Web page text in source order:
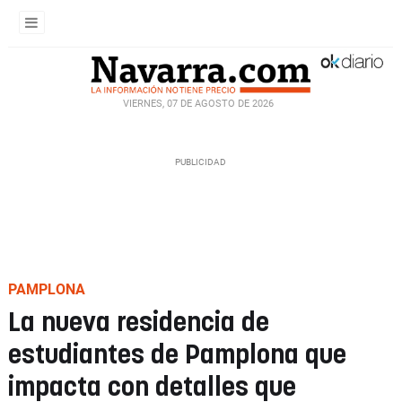
VIERNES, 07 DE AGOSTO DE 2026
PAMPLONA
La nueva residencia de
estudiantes de Pamplona que
impacta con detalles que